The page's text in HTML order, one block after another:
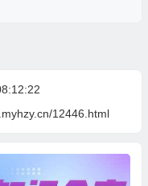
12446.html